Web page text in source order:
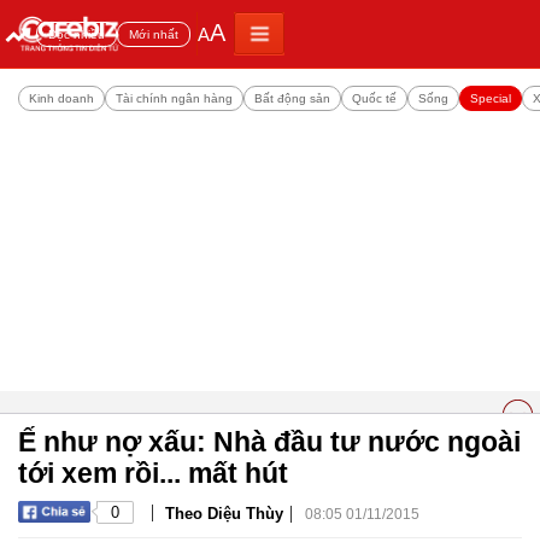
Đọc nhiều Mới nhất AA
Kinh doanh Tài chính ngân hàng Bất động sản Quốc tế Sống Special
Ế như nợ xấu: Nhà đầu tư nước ngoài
tới xem rồi... mất hút
0 | Theo Diệu Thùy | 08:05 01/11/2015